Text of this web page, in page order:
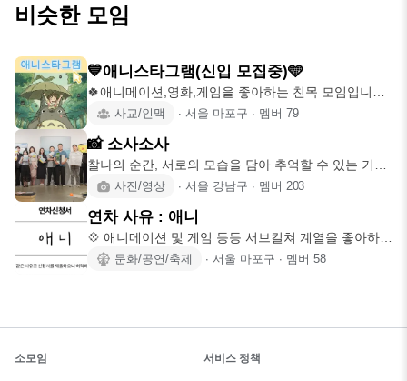
비슷한 모임
💙애니스타그램(신입 모집중)🩵
🍀애니메이션,영화,게임을 좋아하는 친목 모임입니
다:)! 자주 만나고
사교/인맥 ∙ 서울 마포구 ∙ 멤버 79
📸 소사소사
찰나의 순간, 서로의 모습을 담아 추억할 수 있는 기억
으로 남았으면 좋겠
사진/영상 ∙ 서울 강남구 ∙ 멤버 203
연차 사유 : 애니
💠 애니메이션 및 게임 등등 서브컬쳐 계열을 좋아하는
사람들이 모여서 활
문화/공연/축제 ∙ 서울 마포구 ∙ 멤버 58
소모임 서비스 정책